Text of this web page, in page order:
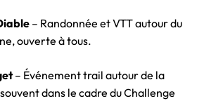
– Randonnée et VTT autour du
ouverte à tous.
– Événement trail autour de la
dans le cadre du Challenge